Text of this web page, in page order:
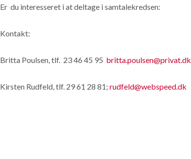
Er du interesseret i at deltage i samtalekredsen:
Kontakt:
Britta Poulsen, tlf. 23 46 45 95 britta.poulsen@privat.dk
Kirsten Rudfeld, tlf. 29 61 28 81; rudfeld@webspeed.dk